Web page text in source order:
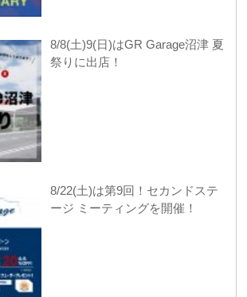
8/8(土)9(日)はGR Garage沼津 夏
祭りに出店！
8/22(土)は第9回！セカンドステ
ージ ミーティングを開催！